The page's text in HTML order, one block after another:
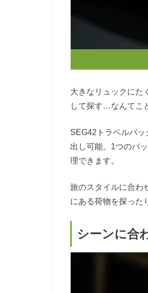
大きなリュックにた
して探す…なんてこ
SEG42トラベルパ
出し可能。1つのバ
理できます。
旅のスタイルに合わ
にある荷物を探った
シーンに合